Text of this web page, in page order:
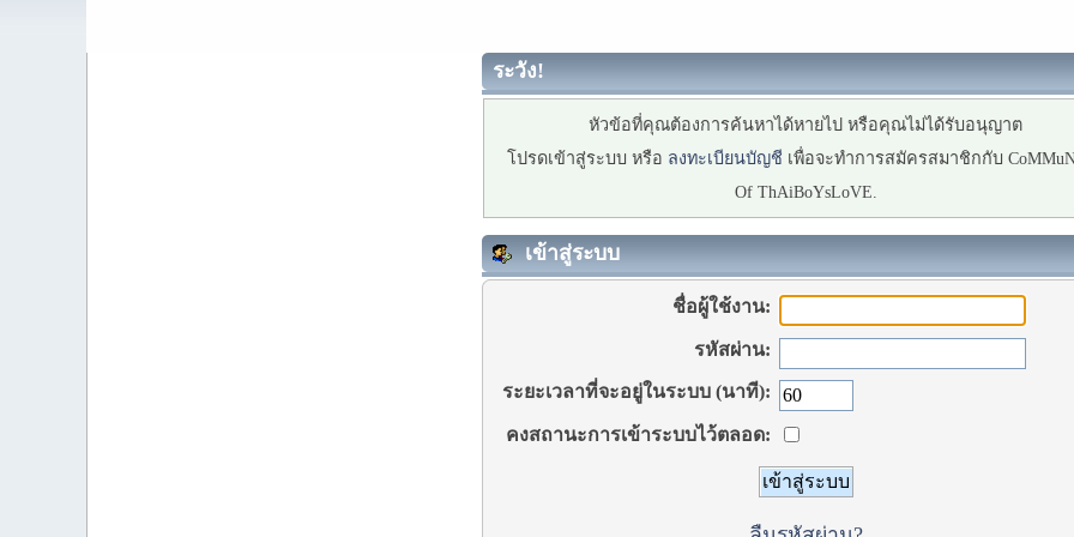
ระวัง!
หัวข้อที่คุณต้องการค้นหาได้หายไป หรือคุณไม่ได้รับอนุญาต
โปรดเข้าสู่ระบบ หรือ ลงทะเบียนบัญชี เพื่อจะทำการสมัครสมาชิกกับ
Of ThAiBoYsLoVE.
เข้าสู่ระบบ
ชื่อผู้ใช้งาน:
รหัสผ่าน:
ระยะเวลาที่จะอยู่ในระบบ (นาที):
คงสถานะการเข้าระบบไว้ตลอด: